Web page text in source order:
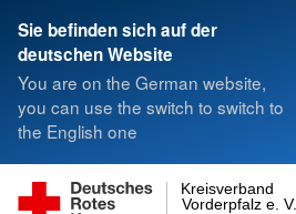
Sie befinden sich auf der
deutschen Website
You are on the German website,
you can use the switch to switch to
the English one
Vorderpfalz e. V.
Kreisverband